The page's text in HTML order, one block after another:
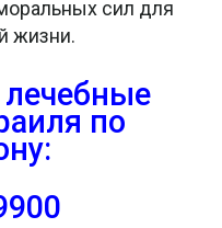
сил для
жизни.
по